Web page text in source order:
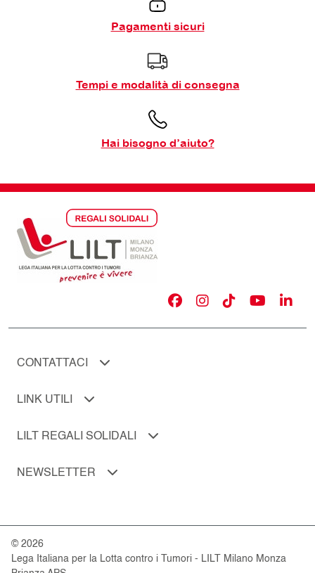
Pagamenti sicuri
Tempi e modalità di consegna
Hai bisogno d’aiuto?
CONTATTACI
LINK UTILI
LILT REGALI SOLIDALI
NEWSLETTER
© 2026
Lega Italiana per la Lotta contro i Tumori - LILT Milano Monza